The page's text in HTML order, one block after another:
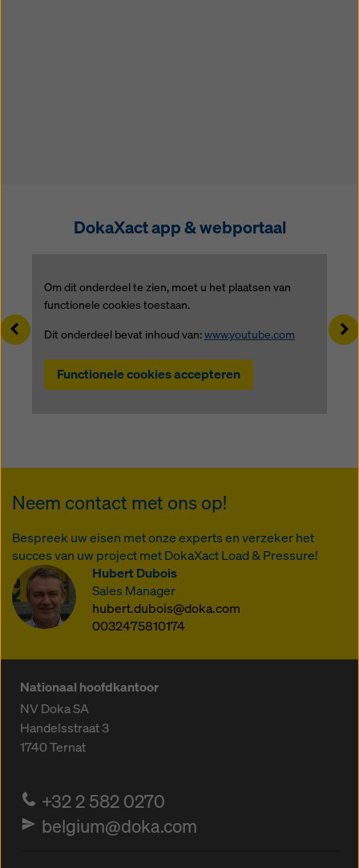
DokaXact app & webportaal
Om dit onderdeel te zien, moet u het plaatsen van
functionele cookies toestaan.
Dit onderdeel bevat inhoud van:www.youtube.com
Functionele cookies accepteren
Left
Neem contact met ons op!
Bespreek uw eisen met onze experts en verzeker het
succes van uw project met DokaXact Load & Pressure!
Hubert Dubois
Sales Manager
hubert.dubois@doka.com
0032475810174
Nationaal hoofdkantoor
NV Doka SA
Handelsstraat 3
1740Ternat
+32 2 582 0270
belgium@doka.com